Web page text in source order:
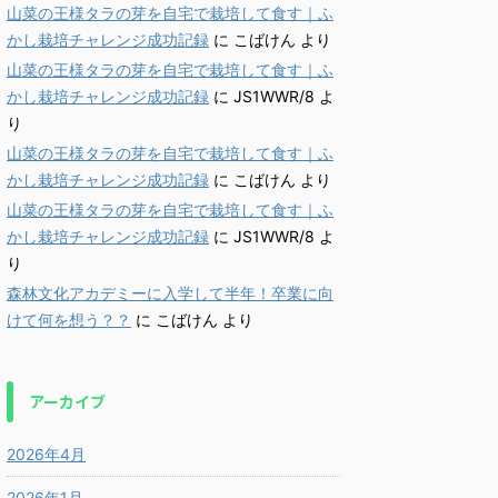
山菜の王様タラの芽を自宅で栽培して食す｜ふ
かし栽培チャレンジ成功記録 に こばけん より
山菜の王様タラの芽を自宅で栽培して食す｜ふ
かし栽培チャレンジ成功記録 に JS1WWR/8 よ
り
山菜の王様タラの芽を自宅で栽培して食す｜ふ
かし栽培チャレンジ成功記録 に こばけん より
山菜の王様タラの芽を自宅で栽培して食す｜ふ
かし栽培チャレンジ成功記録 に JS1WWR/8 よ
り
森林文化アカデミーに入学して半年！卒業に向
けて何を想う？？ に こばけん より
アーカイブ
2026年4月